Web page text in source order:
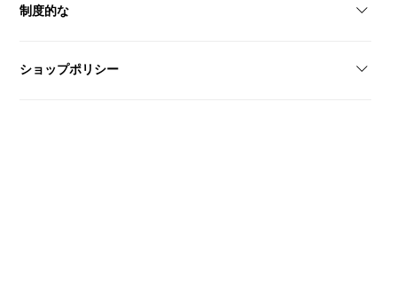
ンスシューズコレクションカスタムオーダー
制度的な
ショップポリシー